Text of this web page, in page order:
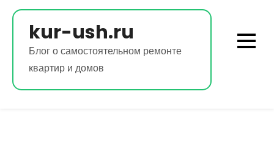
Перейти
содержимомуkur-ush.ru
Блог о самостоятельном ремонте
квартир и домов